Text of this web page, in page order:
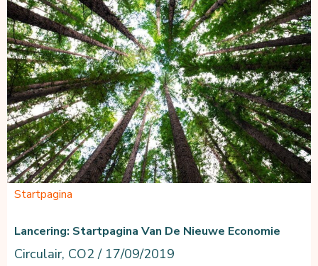
naar
een
circulaire
economie
Startpagina
Lancering: Startpagina Van De Nieuwe Economie
Circulair, CO2 / 17/09/2019